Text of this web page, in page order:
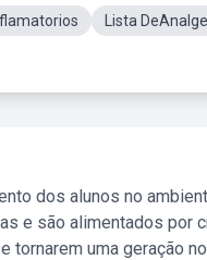
Lista
dos alunos no
e são alimentados por
uma geração